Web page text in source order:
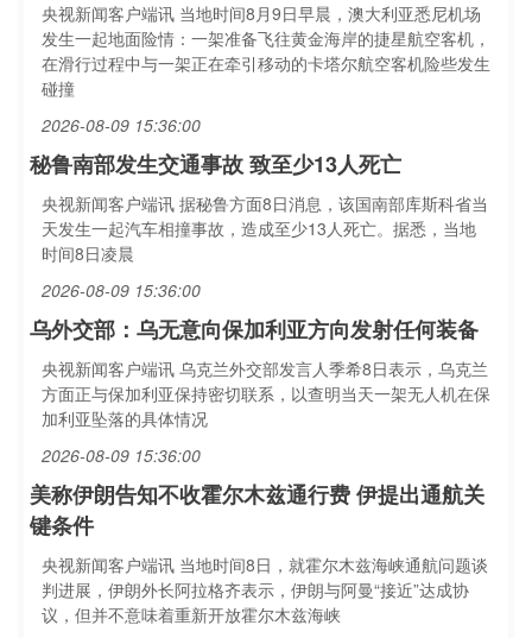
央视新闻客户端讯 当地时间8月9日早晨，澳大利亚悉尼机场
发生一起地面险情：一架准备飞往黄金海岸的捷星航空客机，
在滑行过程中与一架正在牵引移动的卡塔尔航空客机险些发生
碰撞
2026-08-09 15:36:00
秘鲁南部发生交通事故 致至少13人死亡
央视新闻客户端讯 据秘鲁方面8日消息，该国南部库斯科省当
天发生一起汽车相撞事故，造成至少13人死亡。据悉，当地
时间8日凌晨
2026-08-09 15:36:00
乌外交部：乌无意向保加利亚方向发射任何装备
央视新闻客户端讯 乌克兰外交部发言人季希8日表示，乌克兰
方面正与保加利亚保持密切联系，以查明当天一架无人机在保
加利亚坠落的具体情况
2026-08-09 15:36:00
美称伊朗告知不收霍尔木兹通行费 伊提出通航关
键条件
央视新闻客户端讯 当地时间8日，就霍尔木兹海峡通航问题谈
判进展，伊朗外长阿拉格齐表示，伊朗与阿曼“接近”达成协
议，但并不意味着重新开放霍尔木兹海峡